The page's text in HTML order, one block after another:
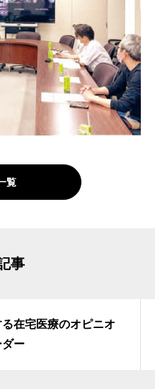
覧
事
在宅医療のオピニオ
ダー